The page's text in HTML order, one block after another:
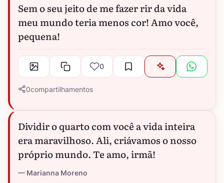
Sem o seu jeito de me fazer rir da vida
meu mundo teria menos cor! Amo você,
pequena!
0
0compartilhamentos
Dividir o quarto com você a vida inteira
era maravilhoso. Ali, criávamos o nosso
próprio mundo. Te amo, irmã!
Marianna Moreno